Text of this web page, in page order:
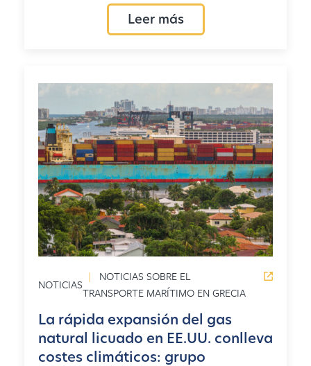
Leer más
NOTICIAS
|
NOTICIAS SOBRE EL
TRANSPORTE MARÍTIMO EN GRECIA
La rápida expansión del gas
natural licuado en EE.UU. conlleva
costes climáticos: grupo